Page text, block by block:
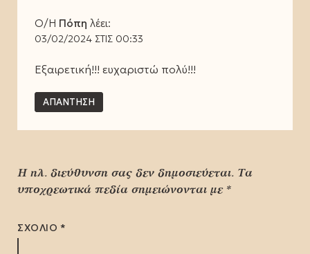
Ο/Η Πόπη λέει:
03/02/2024 ΣΤΙΣ 00:33
Εξαιρετική!!! ευχαριστώ πολύ!!!
ΑΠΆΝΤΗΣΗ
Η ηλ. διεύθυνση σας δεν δημοσιεύεται. Τα
υποχρεωτικά πεδία σημειώνονται με *
ΣΧΌΛΙΟ *